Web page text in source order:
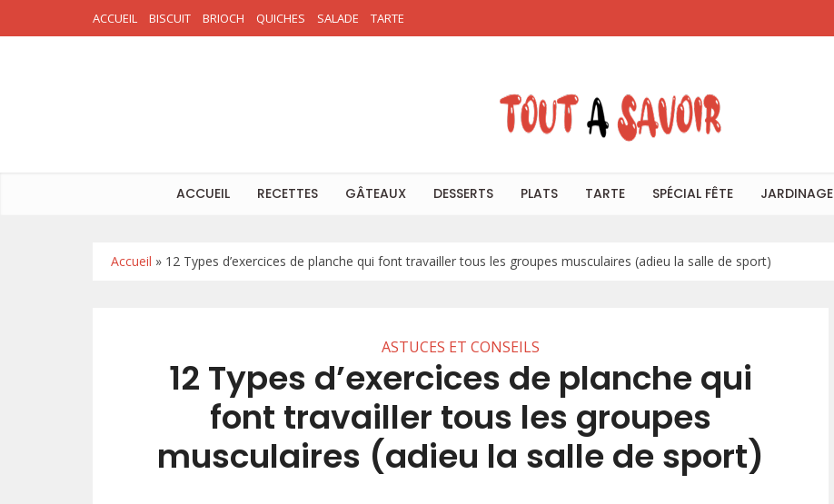
ACCUEIL BISCUIT BRIOCH QUICHES SALADE TARTE
ACCUEIL RECETTES GÂTEAUX DESSERTS PLATS TARTE SPÉCIAL FÊTE JARDINAGE
Accueil » 12 Types d’exercices de planche qui font travailler tous les groupes musculaires (adieu la salle de sport)
ASTUCES ET CONSEILS
12 Types d’exercices de planche qui
font travailler tous les groupes
musculaires (adieu la salle de sport)